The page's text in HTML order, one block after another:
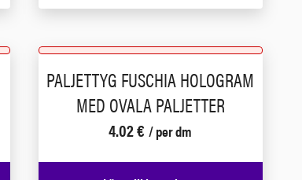
PALJETTYG FUSCHIA HOLOGRAM
MED OVALA PALJETTER
4.02€ / per dm